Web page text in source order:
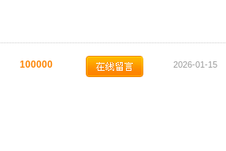
100000 2026-01-15